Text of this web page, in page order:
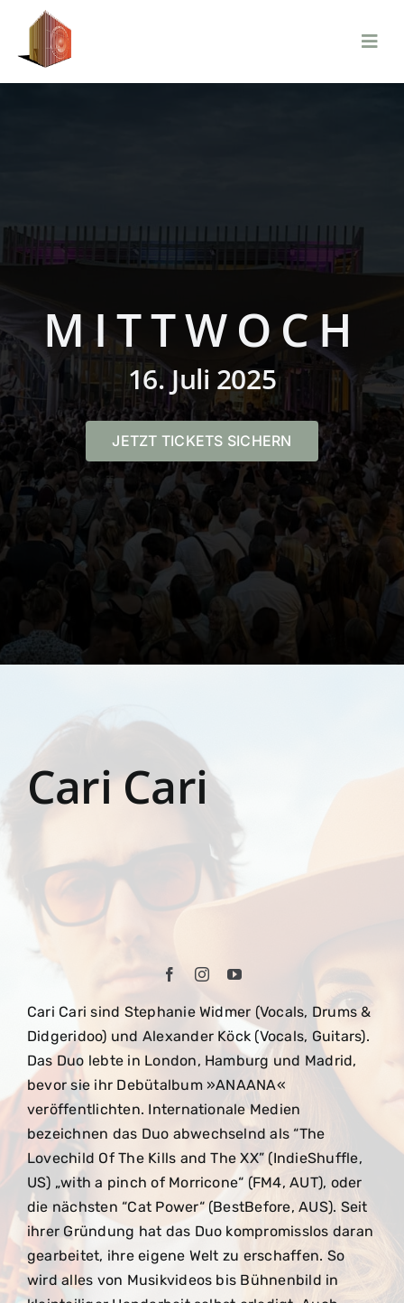
springen
MITTWOCH
16. Juli 2025
JETZT TICKETS SICHERN
Cari Cari
Cari Cari sind Stephanie Widmer (Vocals, Drums &
Didgeridoo) und Alexander Köck (Vocals, Guitars).
Das Duo lebte in London, Hamburg und Madrid,
bevor sie ihr Debütalbum »ANAANA«
veröffentlichten. Internationale Medien
bezeichnen das Duo abwechselnd als “The
Lovechild Of The Kills and The XX” (IndieShuffle,
US) „with a pinch of Morricone“ (FM4, AUT), oder
die nächsten “Cat Power“ (BestBefore, AUS). Seit
ihrer Gründung hat das Duo kompromisslos daran
gearbeitet, ihre eigene Welt zu erschaffen. So
wird alles von Musikvideos bis Bühnenbild in